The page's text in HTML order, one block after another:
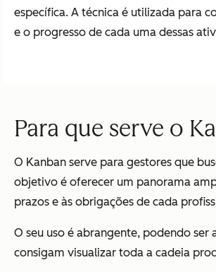
específica. A técnica é utilizada para
e o progresso de cada uma dessas
Para que serve o
O Kanban serve para gestores que
objetivo é oferecer um panorama
prazos e às obrigações de cada
O seu uso é abrangente, podendo ser
consigam visualizar toda a cadeia